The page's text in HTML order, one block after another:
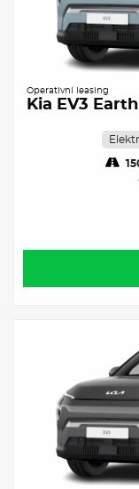
Operativní leasing
Kia EV3